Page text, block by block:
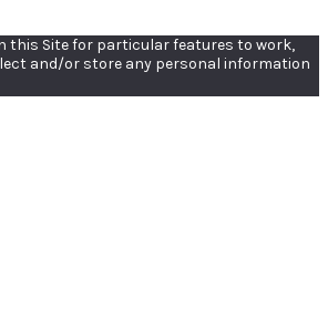
this Site for particular features to work,
and/or store any personal information